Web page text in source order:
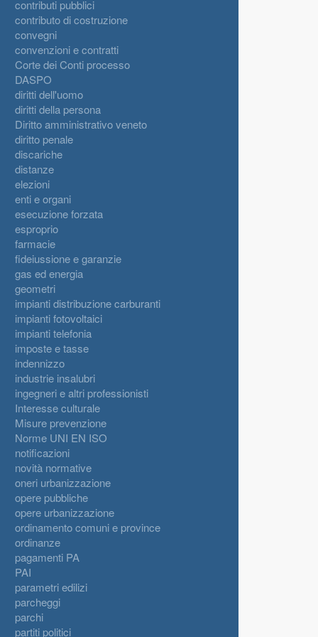
contributi pubblici
contributo di costruzione
convegni
convenzioni e contratti
Corte dei Conti processo
DASPO
diritti dell'uomo
diritti della persona
Diritto amministrativo veneto
diritto penale
discariche
distanze
elezioni
enti e organi
esecuzione forzata
esproprio
farmacie
fideiussione e garanzie
gas ed energia
geometri
impianti distribuzione carburanti
impianti fotovoltaici
impianti telefonia
imposte e tasse
indennizzo
industrie insalubri
ingegneri e altri professionisti
Interesse culturale
Misure prevenzione
Norme UNI EN ISO
notificazioni
novità normative
oneri urbanizzazione
opere pubbliche
opere urbanizzazione
ordinamento comuni e province
ordinanze
pagamenti PA
PAI
parametri edilizi
parcheggi
parchi
partiti politici